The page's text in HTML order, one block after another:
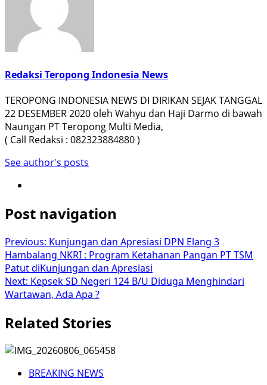
Redaksi Teropong Indonesia News
TEROPONG INDONESIA NEWS DI DIRIKAN SEJAK TANGGAL
22 DESEMBER 2020 oleh Wahyu dan Haji Darmo di bawah
Naungan PT Teropong Multi Media,
( Call Redaksi : 082323884880 )
See author's posts
Post navigation
Previous: Kunjungan dan Apresiasi DPN Elang 3
Hambalang NKRI : Program Ketahanan Pangan PT TSM
Patut diKunjungan dan Apresiasi
Next: Kepsek SD Negeri 124 B/U Diduga Menghindari
Wartawan, Ada Apa ?
Related Stories
BREAKING NEWS